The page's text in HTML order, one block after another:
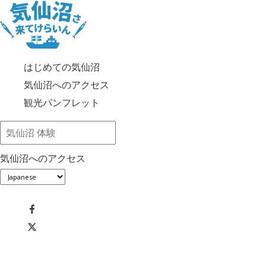
はじめての気仙沼
気仙沼へのアクセス
観光パンフレット
気仙沼へのアクセス